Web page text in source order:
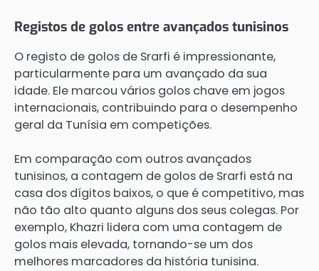
Registos de golos entre avançados tunisinos
O registo de golos de Srarfi é impressionante,
particularmente para um avançado da sua
idade. Ele marcou vários golos chave em jogos
internacionais, contribuindo para o desempenho
geral da Tunísia em competições.
Em comparação com outros avançados
tunisinos, a contagem de golos de Srarfi está na
casa dos dígitos baixos, o que é competitivo, mas
não tão alto quanto alguns dos seus colegas. Por
exemplo, Khazri lidera com uma contagem de
golos mais elevada, tornando-se um dos
melhores marcadores da história tunisina.